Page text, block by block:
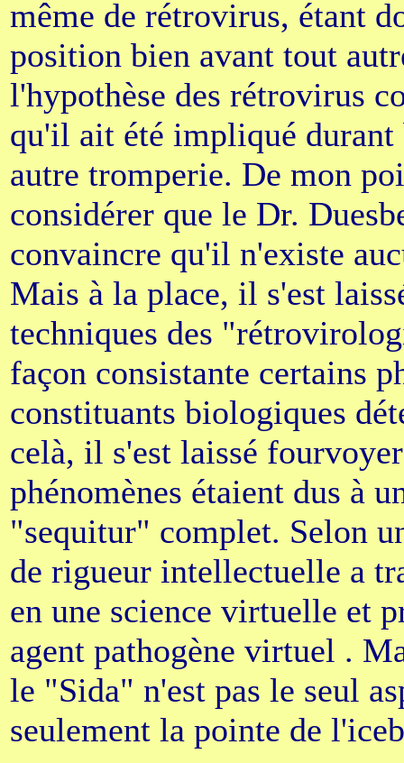
même de rétrovirus, étant
position bien avant tout
l'hypothèse des rétrovirus
qu'il ait été impliqué durant
autre tromperie. De mon
considérer que le Dr.
convaincre qu'il n'existe
Mais à la place, il s'est
techniques des
façon consistante certains
constituants biologiques
celà, il s'est laissé
phénomènes étaient dus à
"sequitur" complet. Selon
de rigueur intellectuelle a
en une science virtuelle et
agent pathogène virtuel .
le "Sida" n'est pas le seul
seulement la pointe de